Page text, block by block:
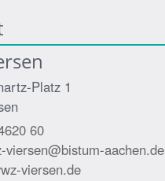
Platz 1
60
viersen@bistum-aachen.de
viersen.de